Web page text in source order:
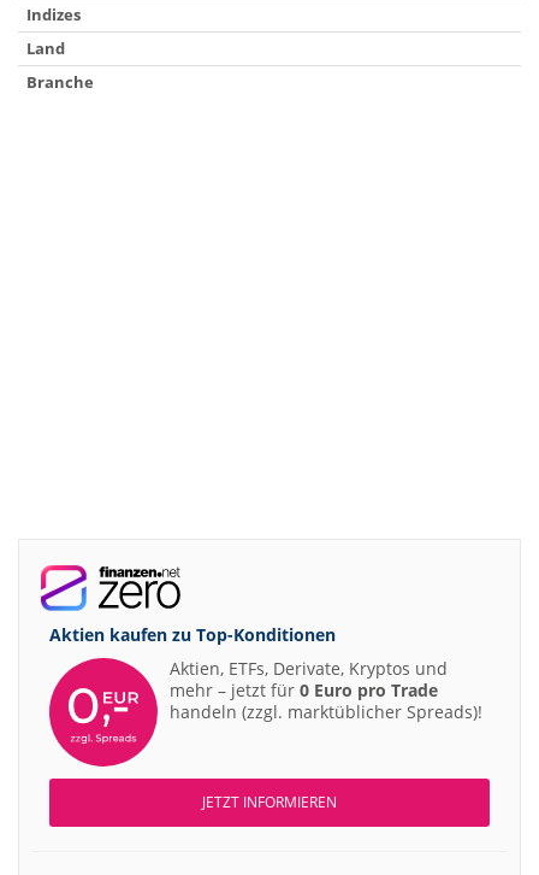
Indizes
Land
Branche
Aktien kaufen zu Top-Konditionen
Aktien, ETFs, Derivate, Kryptos und
mehr – jetzt für 0 Euro pro Trade
handeln (zzgl. marktüblicher Spreads)!
JETZT INFORMIEREN